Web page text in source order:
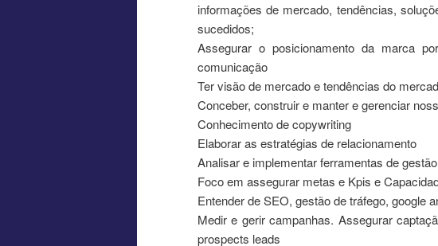
informações de mercado, tendências,
sucedidos;
Assegurar o posicionamento da marca
comunicação
Ter visão de mercado e tendências do
Conceber, construir e manter e gerenciar
Conhecimento de copywriting
Elaborar as estratégias de relacionamento
Analisar e implementar ferramentas de
Foco em assegurar metas e Kpis e
Entender de SEO, gestão de tráfego, google
Medir e gerir campanhas. Assegurar
prospects leads